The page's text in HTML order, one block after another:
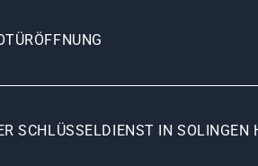
SCHLÜSSELDIENST IN SOLINGEN